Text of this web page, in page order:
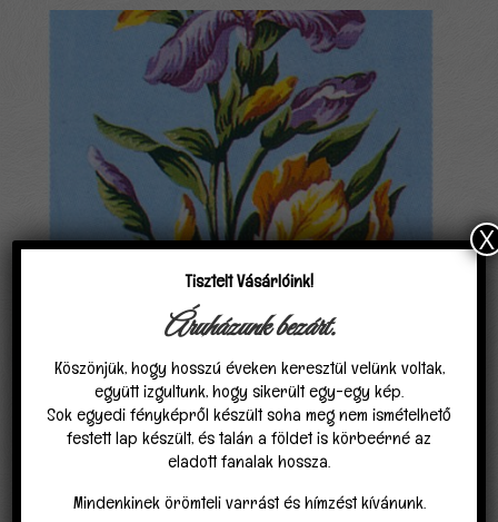
7,000 Ft
Irisz
3,000 Ft
Tisztelt Vásárlóink!
Áruházunk bezárt.
Köszönjük, hogy hosszú éveken keresztül velünk voltak,
együtt izgultunk, hogy sikerült egy-egy kép.
Sok egyedi fényképről készült soha meg nem ismételhető
festett lap készült, és talán a földet is körbeérné az
eladott fanalak hossza.
Mindenkinek örömteli varrást és hímzést kívánunk.
X